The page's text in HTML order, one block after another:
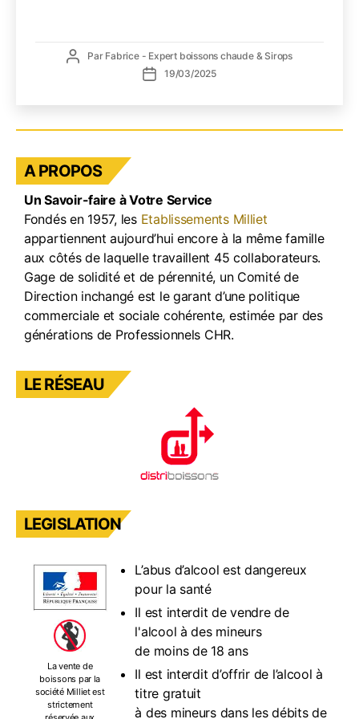
AuteurPar Fabrice - Expert boissons chaude & Sirops
Date
19/03/2025
A PROPOS
Un Savoir-faire à Votre Service
Fondés en 1957, les Etablissements Milliet
appartiennent aujourd’hui encore à la même famille
aux côtés de laquelle travaillent 45 collaborateurs.
Gage de solidité et de pérennité, un Comité de
Direction inchangé est le garant d’une politique
commerciale et sociale cohérente, estimée par des
générations de Professionnels CHR.
LE RÉSEAU
LEGISLATION
La vente de
boissons par la
société Milliet est
strictement
L’abus d’alcool est dangereux
pour la santé
Il est interdit de vendre de
l'alcool à des mineurs
de moins de 18 ans
Il est interdit d’offrir de l’alcool à
titre gratuit
à des mineurs dans les débits de